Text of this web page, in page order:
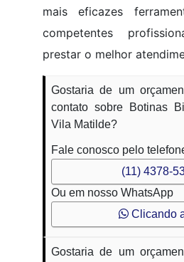
mais eficazes
competentes
prestar o melhor
Gostaria de um
contato sobre Botinas
Vila Matilde?
Fale conosco pelo
(11) 4378-
Ou em nosso WhatsApp
Clicando
Gostaria de um